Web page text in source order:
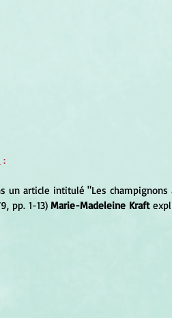
:
un article intitulé "Les
pp. 1-13) Marie-Madeleine Kraft